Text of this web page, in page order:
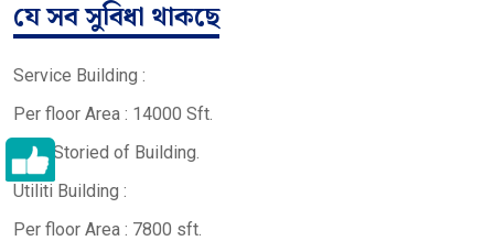
যে সব সুবিধা থাকছে
Service Building :
Per floor Area : 14000 Sft.
G+ 7 Storied of Building.
Utiliti Building :
Per floor Area : 7800 sft.